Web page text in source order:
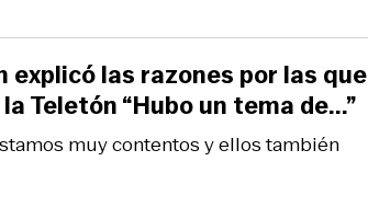
muy contentos y ellos también
las razones por las que
Teletón “Hubo un tema de...”